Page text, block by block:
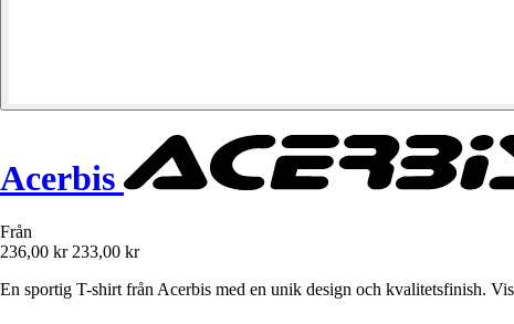
Acerbis
Från
236,00 kr 233,00 kr
En sportig T-shirt från Acerbis med en unik design och kvalitetsfinish.